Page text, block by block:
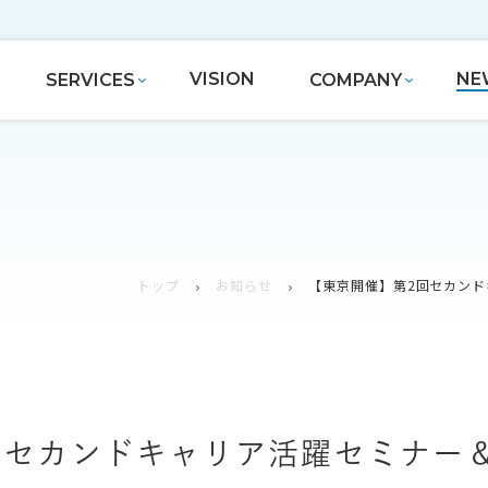
SERVICES VISION COMPANY
トップ お知らせ 【東京開催】第2回セカン
カンドキャリア活躍セミナー